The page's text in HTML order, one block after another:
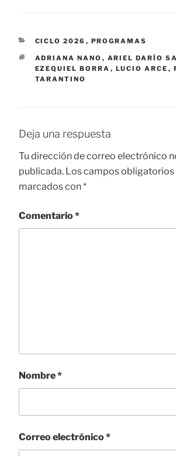
CATEGORÍAS
CICLO 2026 , PROGRAMAS
ETIQUETAS
ADRIANA NANO , ARIEL DARÍO
EZEQUIEL BORRA , LUCIO ARCE ,
TARANTINO
Deja una respuesta
Tu dirección de correo electrónico
publicada. Los campos obligatorios
marcados con*
Comentario*
Nombre*
Correo electrónico*